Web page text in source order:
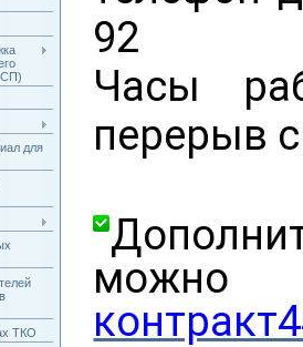
для
ТКО
92
Часы
перерыв